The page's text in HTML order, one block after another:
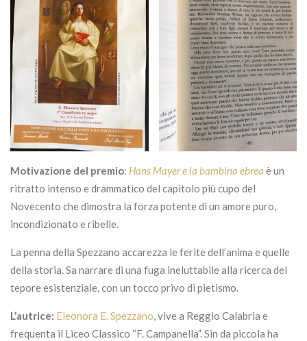
Motivazione del premio: Hans Mayer e la bambina ebrea è un
ritratto intenso e drammatico del capitolo più cupo del
Novecento che dimostra la forza potente di un amore puro,
incondizionato e ribelle.
La penna della Spezzano accarezza le ferite dell’anima e quelle
della storia. Sa narrare di una fuga ineluttabile alla ricerca del
tepore esistenziale, con un tocco privo di pietismo.
L’autrice: Eleonora E. Spezzano, vive a Reggio Calabria e
frequenta il Liceo Classico “F. Campanella”. Sin da piccola ha